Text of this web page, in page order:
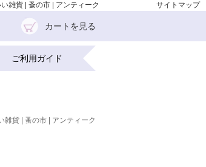
雑貨 | 蚤の市 | アンティーク サイトマップ
カートを見る
ご利用ガイド
貨 | 蚤の市 | アンティーク